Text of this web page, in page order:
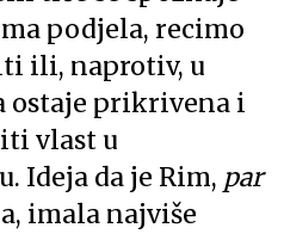
podjela, recimo
ili, naprotiv, u
ostaje prikrivena i
vlast u
Ideja da je Rim, par
imala najviše